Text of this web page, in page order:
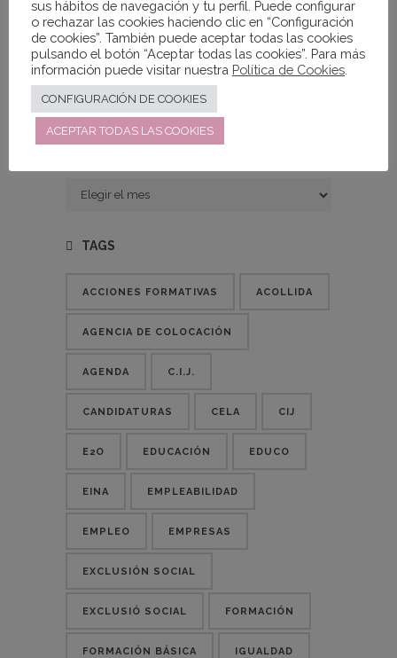
INSERCIÓN
Print Post
Entradas
TAGS
ACCIONES FORMATIVAS ACOLLIDA
AGENCIA DE COLOCACIÓN
AGENDA C.I.J.
CANDIDATURAS CELA CIJ
E2O EDUCACIÓN EDUCO
EINA EMPLEABILIDAD
EMPLEO EMPRESAS
EXCLUSIÓN SOCIAL
EXCLUSIÓ SOCIAL FORMACIÓN
FORMACIÓN BÁSICA IGUALDAD
sus hábitos de navegación y tu perfil. Puede configurar
o rechazar las cookies haciendo clic en “Configuración
de cookies”. También puede aceptar todas las cookies
pulsando el botón “Aceptar todas las cookies”. Para más
información puede visitar nuestra Política de Cookies
CONFIGURACIÓN DE COOKIES
ACEPTAR TODAS LAS COOKIES